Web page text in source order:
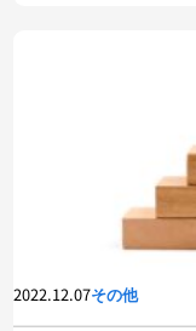
2022.12.07その他